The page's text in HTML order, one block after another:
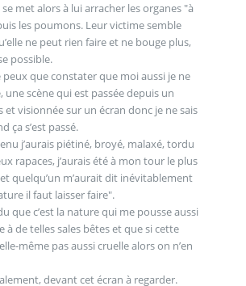
se met alors à lui arracher les organes "à
les poumons. Leur victime semble
ne peut rien faire et ne bouge plus,
possible.
peux que constater que moi aussi je ne
une scène qui est passée depuis un
et visionnée sur un écran donc je ne sais
ça s’est passé.
j’aurais piétiné, broyé, malaxé, tordu
rapaces, j’aurais été à mon tour le plus
quelqu’un m’aurait dit inévitablement
il faut laisser faire".
que c’est la nature qui me pousse aussi
à de telles sales bêtes et que si cette
même pas aussi cruelle alors on n’en
devant cet écran à regarder.